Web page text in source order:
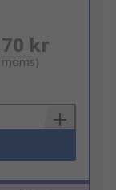
kr
moms)